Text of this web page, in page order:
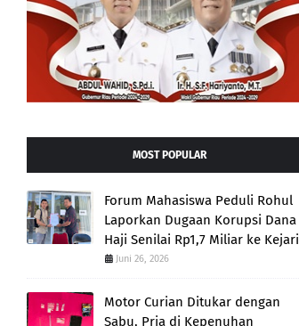
MOST POPULAR
Forum Mahasiswa Peduli Rohul
Laporkan Dugaan Korupsi Dana
Haji Senilai Rp1,7 Miliar ke Kejari
Juni 26, 2026
Motor Curian Ditukar dengan
Sabu, Pria di Kepenuhan